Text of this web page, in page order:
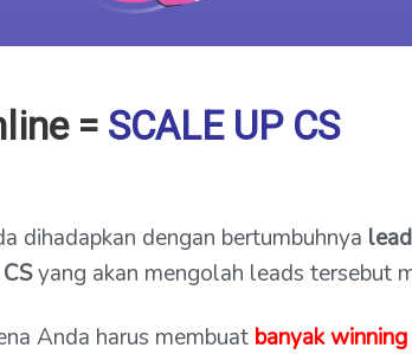
= SCALE UP CS
dihadapkan dengan bertumbuhnya
yang akan mengolah leads tersebut
Anda harus membuat banyak